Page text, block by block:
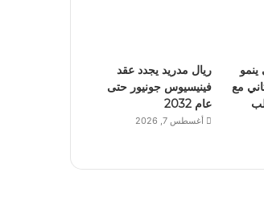
ينمو
مع
ريال مدريد يجدد عقد
فينيسيوس جونيور حتى
عام 2032
أغسطس 7, 2026